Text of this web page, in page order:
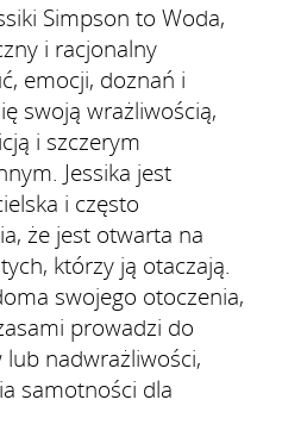
Simpson to Woda,
i racjonalny
emocji, doznań i
swoją wrażliwością,
i szczerym
Jessika jest
i często
że jest otwarta na
którzy ją otaczają.
swojego otoczenia,
prowadzi do
nadwrażliwości,
samotności dla